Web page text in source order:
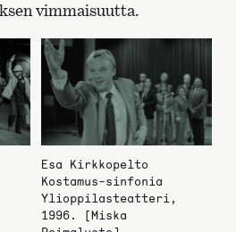
vimmaisuutta.
Esa Kirkkopelto
Kostamus-sinfonia
Ylioppilasteatteri,
1996. [Miska